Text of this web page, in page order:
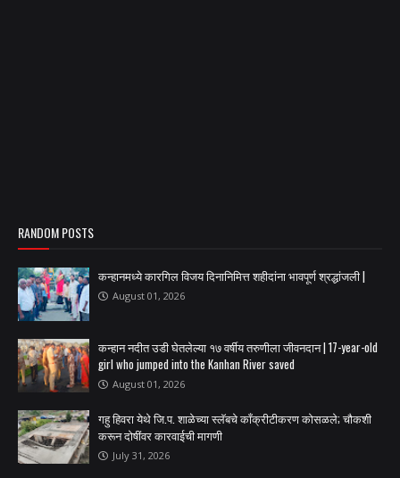
RANDOM POSTS
कन्हानमध्ये कारगिल विजय दिनानिमित्त शहीदांना भावपूर्ण श्रद्धांजली |
August 01, 2026
कन्हान नदीत उडी घेतलेल्या १७ वर्षीय तरुणीला जीवनदान | 17-year-old
girl who jumped into the Kanhan River saved
August 01, 2026
गहु हिवरा येथे जि.प. शाळेच्या स्लॅबचे काँक्रीटीकरण कोसळले; चौकशी
करून दोषींवर कारवाईची मागणी
July 31, 2026